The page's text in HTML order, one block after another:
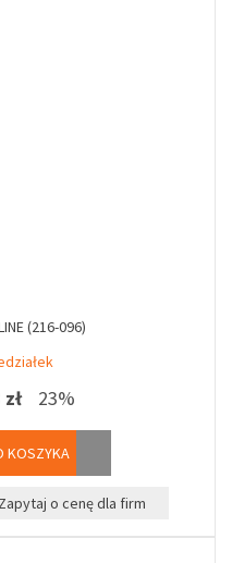
(216-096)
23%
KOSZYKA
Zapytaj o cenę dla firm